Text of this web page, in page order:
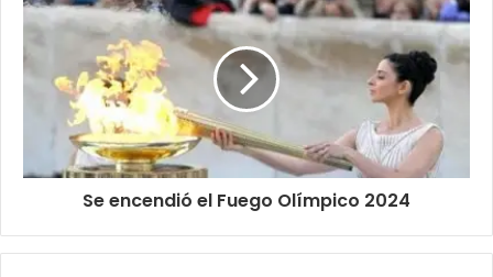
Se encendió el Fuego Olímpico 2024